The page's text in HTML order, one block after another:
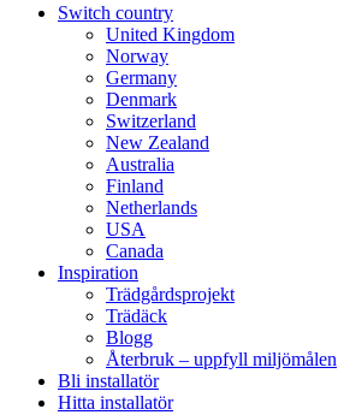
Close
Switch country
United Kingdom
Norway
Germany
Denmark
Switzerland
New Zealand
Australia
Finland
Netherlands
USA
Canada
Inspiration
Trädgårdsprojekt
Trädäck
Blogg
Återbruk – uppfyll miljömålen
Bli installatör
Hitta installatör